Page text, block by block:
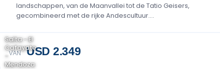
landschappen, van de Maanvallei tot de Tatio Geisers,
gecombineerd met de rijke Andescultuur....
VAN USD 2.349
Salta - El
Cafayate
-
Mendoza